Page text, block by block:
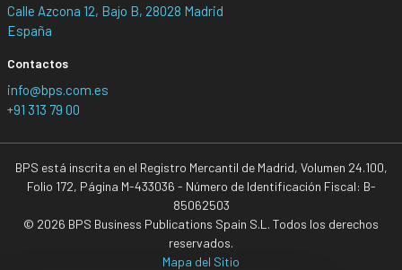
Calle Azcona 12, Bajo B, 28028 Madrid
España
Contactos
info@bps.com.es
+91 313 79 00
BPS está inscrita en el Registro Mercantil de Madrid, Volumen 24.100,
Folio 172, Página M-433036 - Número de Identificación Fiscal: B-
85062503
© 2026 BPS Business Publications Spain S.L. Todos los derechos
reservados.
Mapa del Sitio